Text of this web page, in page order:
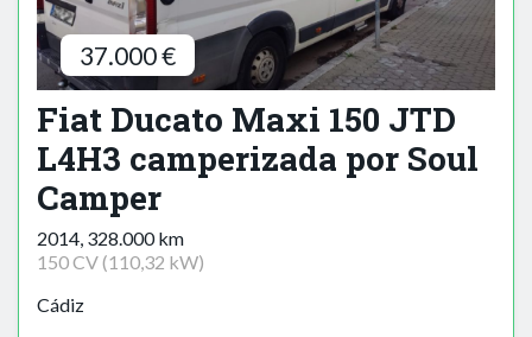
37.000 €
Fiat Ducato Maxi 150 JTD
L4H3 camperizada por Soul
Camper
2014, 328.000 km
150 CV (110,32 kW)
Cádiz